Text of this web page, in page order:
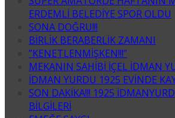
ERDEMLİ BELEDİYE SPOR OLDU
SONA DOĞRU!!!
BİRLİK BERABERLİK ZAMANI
”KENETLENMİŞKEN!!!”
MEKANIN SAHİBİ İÇEL İDMAN
İDMAN YURDU 1925 EVİNDE
SON DAKİKA!!! 1925
BİLGİLERİ